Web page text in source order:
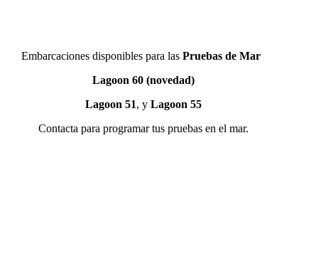
Embarcaciones disponibles para las Pruebas de Mar
Lagoon 60 (novedad)
Lagoon 51, y Lagoon 55
Contacta para programar tus pruebas en el mar.